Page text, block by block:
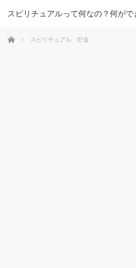
スピリチュアルって何なの？何がで
ホーム スピリチュアル 貯金